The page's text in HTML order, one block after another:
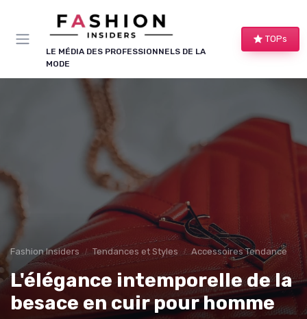
LE MÉDIA DES PROFESSIONNELS DE LA
MODE
TOPs
Fashion Insiders Tendances et Styles Accessoires Tendance
L'élégance intemporelle de la
besace en cuir pour homme